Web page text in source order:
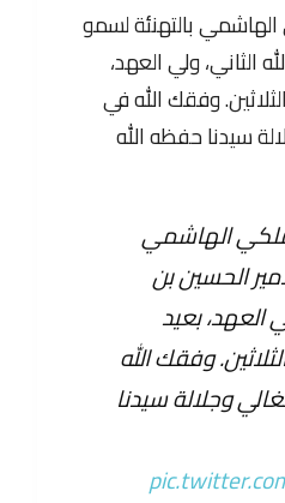
بالتهنئة لسمو
الثاني، ولي العهد،
وفقك الله في
سيدنا حفظه الله
الهاشمي
الحسين بن
العهد، بعيد
وفقك الله
وجلالة سيدنا